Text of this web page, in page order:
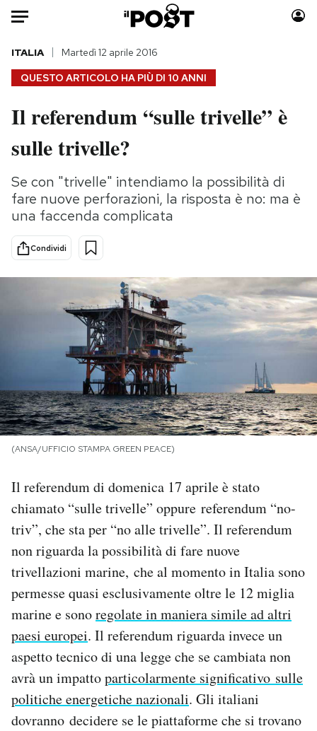
HOME
Italia
Politica
Tecnologia
Internet
Scienza
Cultura
Economia
Moda
Storie/Idee
Ok Boomer!
Mondiali calcio 2026
PODCAST
NEWSLETTER
I MIEI PREFERITI
SHOP
CALENDARIO
AREA PERSONALE
Notifiche mobile
Regala il Post
Hai bisogno di aiuto?
Esci
QUESTO ARTICOLO HA PIÙ DI 10 ANNI
ITALIA Martedì 12 aprile 2016
Il referendum “sulle trivelle” è
sulle trivelle?
Se con "trivelle" intendiamo la possibilità di
fare nuove perforazioni, la risposta è no: ma è
una faccenda complicata
Condividi
(ANSA/UFFICIO STAMPA GREEN PEACE)
Il referendum di domenica 17 aprile è stato
chiamato “sulle trivelle” oppure referendum “no-
triv”, che sta per “no alle trivelle”. Il referendum
non riguarda la possibilità di fare nuove
trivellazioni marine, che al momento in Italia sono
permesse quasi esclusivamente oltre le 12 miglia
marine e sonoregolate in maniera simile ad altri
paesi europei. Il referendum riguarda invece un
aspetto tecnico di una legge che se cambiata non
avrà un impattoparticolarmente significativo sulle
politiche energetiche nazionali. Gli italiani
dovranno decidere se le piattaforme che si trovano